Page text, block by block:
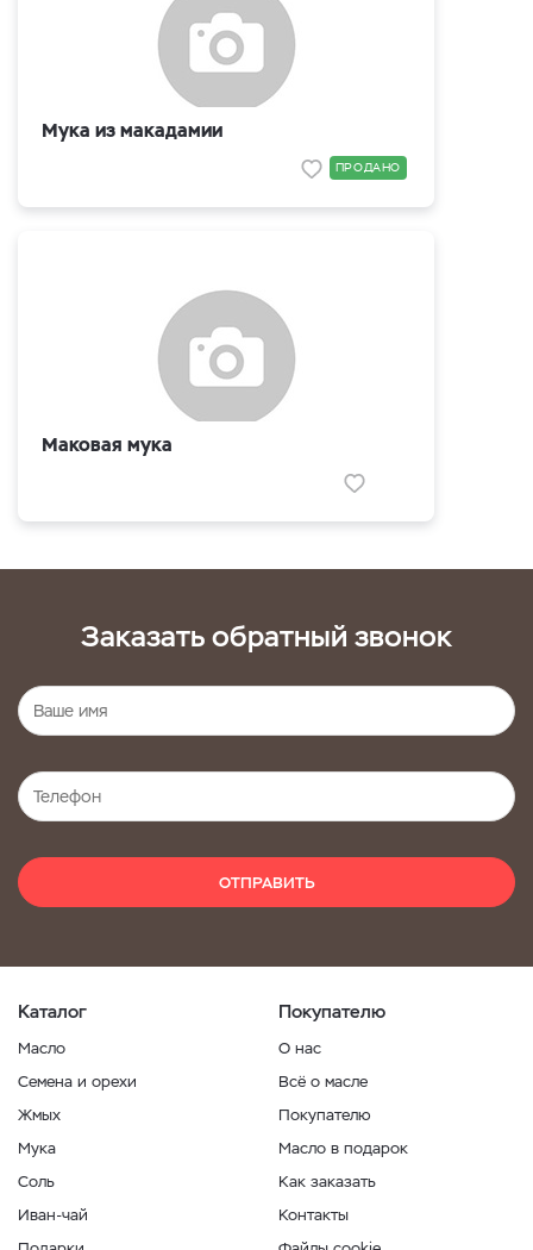
Мука из макадамии
ПРОДАНО
Маковая мука
Заказать обратный звонок
ОТПРАВИТЬ
Каталог
Масло
Семена и орехи
Жмых
Мука
Соль
Иван-чай
Покупателю
О нас
Всё о масле
Покупателю
Масло в подарок
Как заказать
Контакты